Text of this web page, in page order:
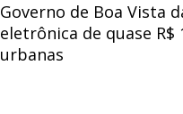
Governo de Boa Vista
eletrônica de quase
urbanas